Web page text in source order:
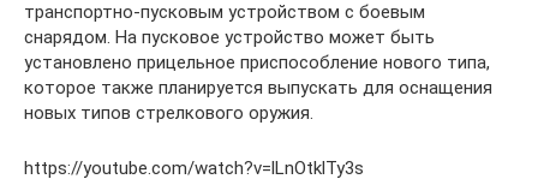
транспортно-пусковым устройством с боевым
снарядом. На пусковое устройство может быть
установлено прицельное приспособление нового типа,
которое также планируется выпускать для оснащения
новых типов стрелкового оружия.
https://youtube.com/watch?v=lLnOtklTy3s